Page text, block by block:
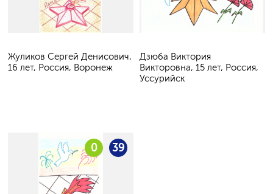
Жуликов Сергей Денисович,
16 лет, Россия, Воронеж
Дзюба Виктория
Викторовна, 15 лет, Россия,
Уссурийск
39
0